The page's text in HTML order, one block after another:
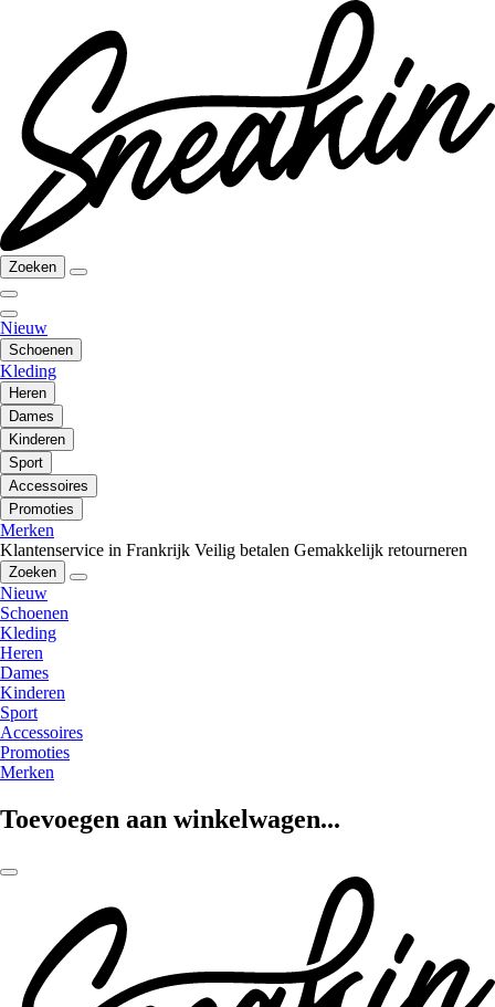
Zoeken
Nieuw
Schoenen
Kleding
Heren
Dames
Kinderen
Sport
Accessoires
Promoties
Merken
Klantenservice in Frankrijk Veilig betalen Gemakkelijk retourneren
Zoeken
Nieuw
Schoenen
Kleding
Heren
Dames
Kinderen
Sport
Accessoires
Promoties
Merken
Toevoegen aan winkelwagen...